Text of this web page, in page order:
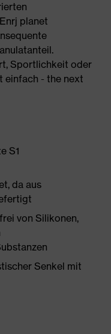
planet
Sportlichkeit oder
einfach - the next
S1
da aus
von Silikonen,
Senkel mit